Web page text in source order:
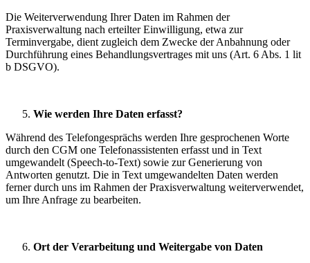
Die Weiterverwendung Ihrer Daten im Rahmen der
Praxisverwaltung nach erteilter Einwilligung, etwa zur
Terminvergabe, dient zugleich dem Zwecke der Anbahnung oder
Durchführung eines Behandlungsvertrages mit uns (Art. 6 Abs. 1 lit
b DSGVO).
Wie werden Ihre Daten erfasst?
Während des Telefongesprächs werden Ihre gesprochenen Worte
durch den CGM one Telefonassistenten erfasst und in Text
umgewandelt (Speech-to-Text) sowie zur Generierung von
Antworten genutzt. Die in Text umgewandelten Daten werden
ferner durch uns im Rahmen der Praxisverwaltung weiterverwendet,
um Ihre Anfrage zu bearbeiten.
Ort der Verarbeitung und Weitergabe von Daten